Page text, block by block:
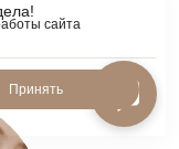
сайта
Принять